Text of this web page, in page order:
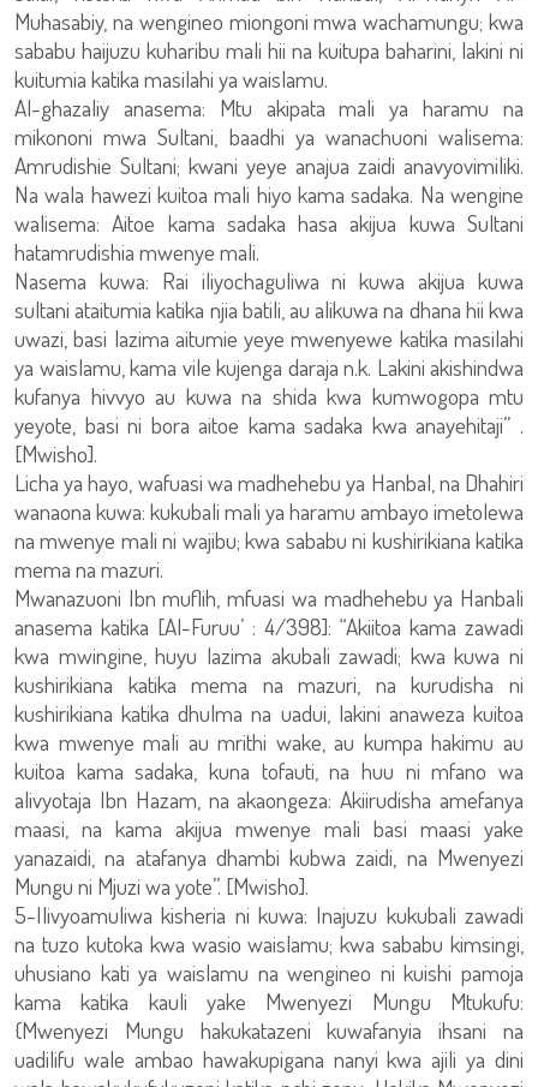
Muhasabiy, na wengineo miongoni mwa wachamungu; kwa
sababu haijuzu kuharibu mali hii na kuitupa baharini, lakini ni
kuitumia katika masilahi ya waislamu.
Al-ghazaliy anasema: Mtu akipata mali ya haramu na
mikononi mwa Sultani, baadhi ya wanachuoni walisema:
Amrudishie Sultani; kwani yeye anajua zaidi anavyovimiliki.
Na wala hawezi kuitoa mali hiyo kama sadaka. Na wengine
walisema: Aitoe kama sadaka hasa akijua kuwa Sultani
hatamrudishia mwenye mali.
Nasema kuwa: Rai iliyochaguliwa ni kuwa akijua kuwa
sultani ataitumia katika njia batili, au alikuwa na dhana hii kwa
uwazi, basi lazima aitumie yeye mwenyewe katika masilahi
ya waislamu, kama vile kujenga daraja n.k. Lakini akishindwa
kufanya hivvyo au kuwa na shida kwa kumwogopa mtu
yeyote, basi ni bora aitoe kama sadaka kwa anayehitaji” .
[Mwisho].
Licha ya hayo, wafuasi wa madhehebu ya Hanbal, na Dhahiri
wanaona kuwa: kukubali mali ya haramu ambayo imetolewa
na mwenye mali ni wajibu; kwa sababu ni kushirikiana katika
mema na mazuri.
Mwanazuoni Ibn muflih, mfuasi wa madhehebu ya Hanbali
anasema katika [Al-Furuu’ : 4/398]: “Akiitoa kama zawadi
kwa mwingine, huyu lazima akubali zawadi; kwa kuwa ni
kushirikiana katika mema na mazuri, na kurudisha ni
kushirikiana katika dhulma na uadui, lakini anaweza kuitoa
kwa mwenye mali au mrithi wake, au kumpa hakimu au
kuitoa kama sadaka, kuna tofauti, na huu ni mfano wa
alivyotaja Ibn Hazam, na akaongeza: Akiirudisha amefanya
maasi, na kama akijua mwenye mali basi maasi yake
yanazaidi, na atafanya dhambi kubwa zaidi, na Mwenyezi
Mungu ni Mjuzi wa yote”. [Mwisho].
5-Ilivyoamuliwa kisheria ni kuwa: Inajuzu kukubali zawadi
na tuzo kutoka kwa wasio waislamu; kwa sababu kimsingi,
uhusiano kati ya waislamu na wengineo ni kuishi pamoja
kama katika kauli yake Mwenyezi Mungu Mtukufu:
{Mwenyezi Mungu hakukatazeni kuwafanyia ihsani na
uadilifu wale ambao hawakupigana nanyi kwa ajili ya dini